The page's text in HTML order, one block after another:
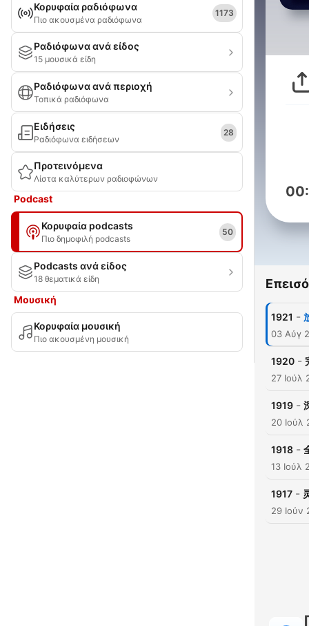
Κορυφαία ραδιόφωνα
Πιο ακουσμένα ραδιόφωνα
1173
Ραδιόφωνα ανά είδος
15 μουσικά είδη
Ραδιόφωνα ανά περιοχή
Τοπικά ραδιόφωνα
Ειδήσεις
Ραδιόφωνα ειδήσεων
28
Προτεινόμενα
Λίστα καλύτερων ραδιοφώνων
Podcast
Κορυφαία podcasts
Πιο δημοφιλή podcasts
50
Podcasts ανά είδος
18 θεματικά είδη
Μουσική
Κορυφαία μουσική
Πιο ακουσμένη μουσική
1921 -
03 Αύγ
1920 -
27 Ιούλ
1919 -
20 Ιούλ
1918 -
13 Ιούλ
1917 -
29 Ιούν